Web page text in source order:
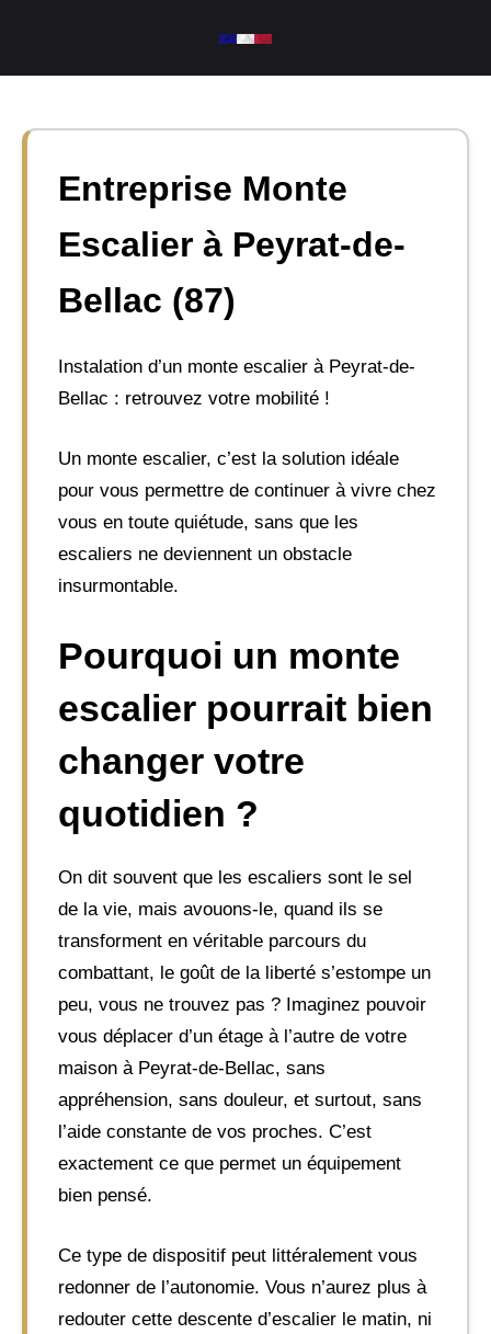
contenu
Entreprise Monte
Escalier à Peyrat-de-
Bellac (87)
Instalation d’un monte escalier à Peyrat-de-
Bellac : retrouvez votre mobilité !
Un monte escalier, c’est la solution idéale
pour vous permettre de continuer à vivre chez
vous en toute quiétude, sans que les
escaliers ne deviennent un obstacle
insurmontable.
Pourquoi un monte
escalier pourrait bien
changer votre
quotidien ?
On dit souvent que les escaliers sont le sel
de la vie, mais avouons-le, quand ils se
transforment en véritable parcours du
combattant, le goût de la liberté s’estompe un
peu, vous ne trouvez pas ? Imaginez pouvoir
vous déplacer d’un étage à l’autre de votre
maison à Peyrat-de-Bellac, sans
appréhension, sans douleur, et surtout, sans
l’aide constante de vos proches. C’est
exactement ce que permet un équipement
bien pensé.
Ce type de dispositif peut littéralement vous
redonner de l’autonomie. Vous n’aurez plus à
redouter cette descente d’escalier le matin, ni